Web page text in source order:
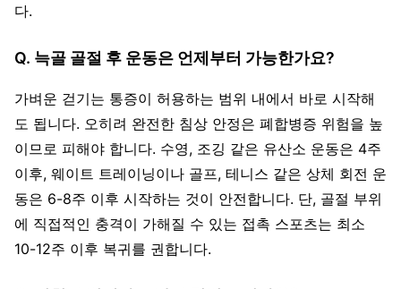
다.
Q. 늑골 골절 후 운동은 언제부터 가능한가요?
가벼운 걷기는 통증이 허용하는 범위 내에서 바로 시작해
도 됩니다. 오히려 완전한 침상 안정은 폐합병증 위험을 높
이므로 피해야 합니다. 수영, 조깅 같은 유산소 운동은 4주
이후, 웨이트 트레이닝이나 골프, 테니스 같은 상체 회전 운
동은 6-8주 이후 시작하는 것이 안전합니다. 단, 골절 부위
에 직접적인 충격이 가해질 수 있는 접촉 스포츠는 최소
10-12주 이후 복귀를 권합니다.